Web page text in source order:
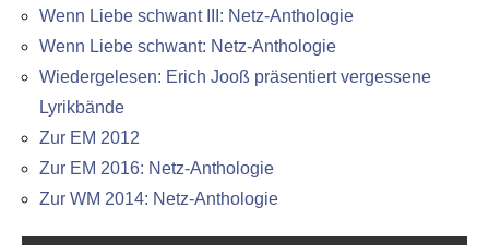
Wenn Liebe schwant III: Netz-Anthologie
Wenn Liebe schwant: Netz-Anthologie
Wiedergelesen: Erich Jooß präsentiert vergessene
Lyrikbände
Zur EM 2012
Zur EM 2016: Netz-Anthologie
Zur WM 2014: Netz-Anthologie